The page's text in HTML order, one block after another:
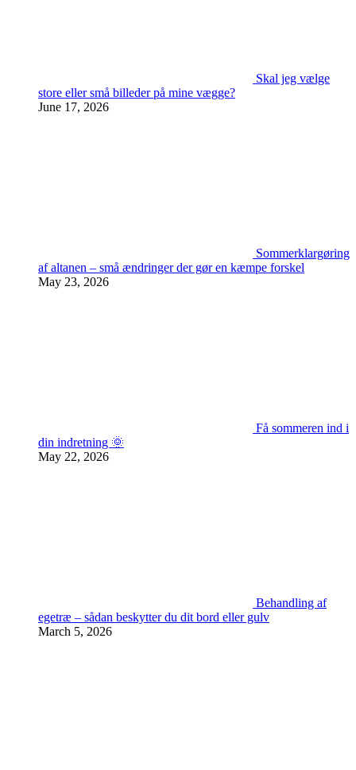
Skal jeg vælge
store eller små billeder på mine vægge?
June 17, 2026
Sommerklargøring
af altanen – små ændringer der gør en kæmpe forskel
May 23, 2026
Få sommeren ind i
din indretning 🌞
May 22, 2026
Behandling af
egetræ – sådan beskytter du dit bord eller gulv
March 5, 2026